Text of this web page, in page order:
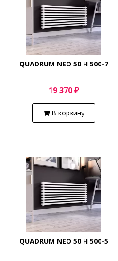
QUADRUM NEO 50 H 500-7
19 370 ₽
В корзину
QUADRUM NEO 50 H 500-5